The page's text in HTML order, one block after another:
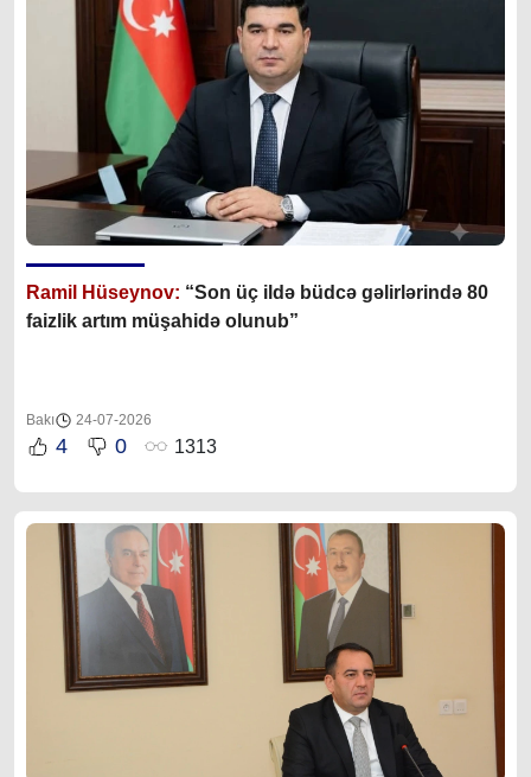
Ramil Hüseynov: “Son üç ildə büdcə gəlirlərində 80
faizlik artım müşahidə olunub”
Bakı 24-07-2026
4 0 1313